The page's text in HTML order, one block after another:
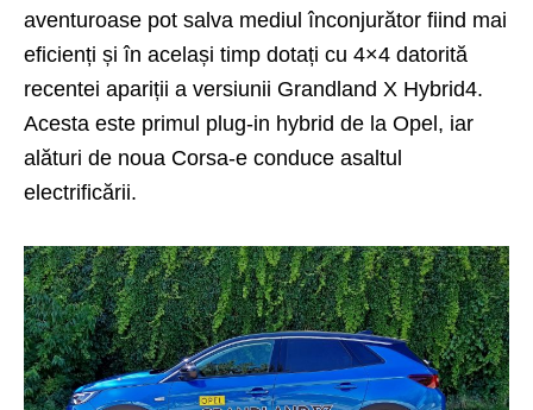
aventuroase pot salva mediul înconjurător fiind mai
eficienți și în același timp dotați cu 4×4 datorită
recentei apariții a versiunii Grandland X Hybrid4.
Acesta este primul plug-in hybrid de la Opel, iar
alături de noua Corsa-e conduce asaltul
electrificării.